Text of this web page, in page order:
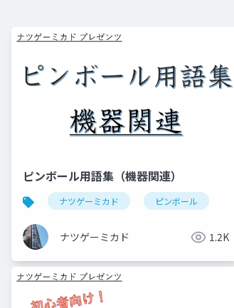
ピンボール用語集（機器関連）
ナツゲーミカド ピンボール
ナツゲーミカド 1.2K